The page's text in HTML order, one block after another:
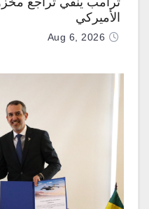
الأميركي
Aug 6, 2026